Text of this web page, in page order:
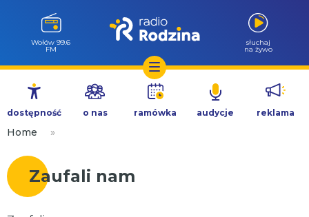
Przejdź
treści
Wołów 99.6
FM
słuchaj
na żywo
dostępność o nas ramówka audycje reklama
Home »
Zaufali nam